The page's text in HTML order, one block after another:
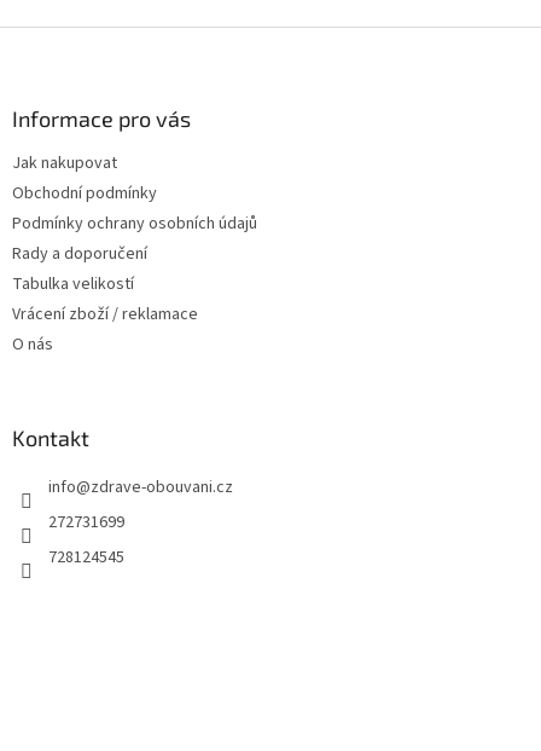
Informace pro vás
Jak nakupovat
Obchodní podmínky
Podmínky ochrany osobních údajů
Rady a doporučení
Tabulka velikostí
Vrácení zboží / reklamace
O nás
Kontakt
info@zdrave-obouvani.cz
272731699
728124545